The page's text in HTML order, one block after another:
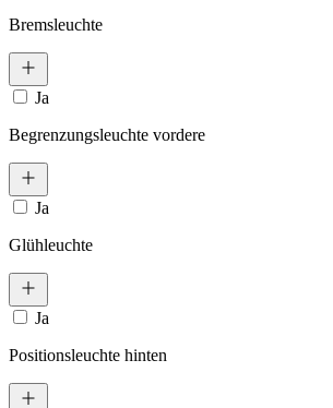
Bremsleuchte
Ja
Begrenzungsleuchte vordere
Ja
Glühleuchte
Ja
Positionsleuchte hinten